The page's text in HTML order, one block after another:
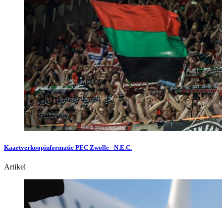
Kaartverkoopinformatie PEC Zwolle - N.E.C.
Artikel